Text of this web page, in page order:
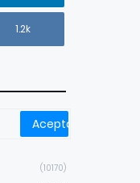
1.2k
(10170)